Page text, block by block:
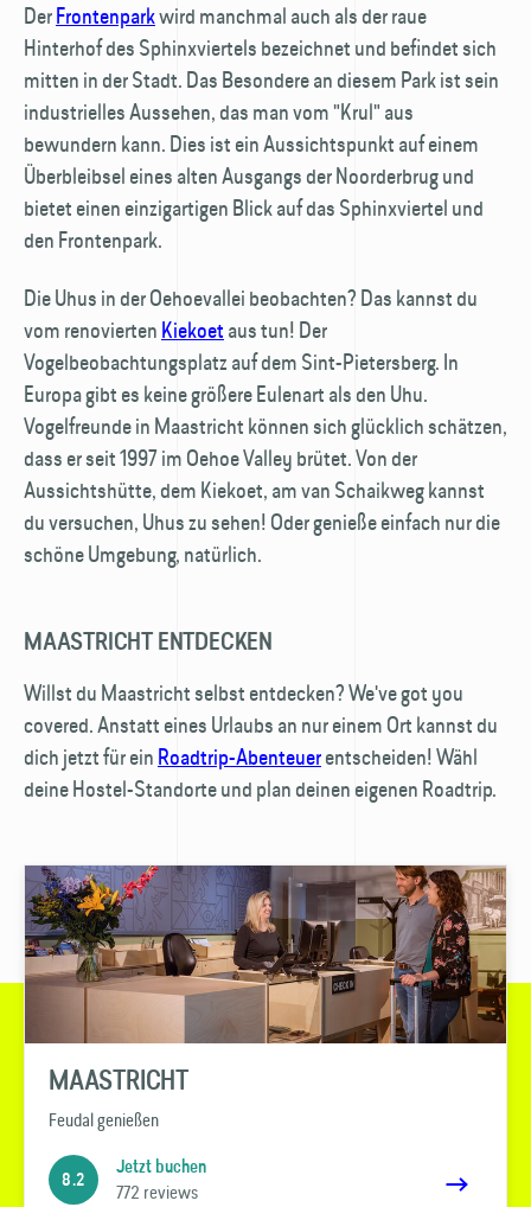
DerFrontenparkwird manchmal auch als der raue
Hinterhof des Sphinxviertels bezeichnet und befindet sich
mitten in der Stadt. Das Besondere an diesem Park ist sein
industrielles Aussehen, das man vom "Krul" aus
bewundern kann. Dies ist ein Aussichts­punkt auf einem
Überbleibsel eines alten Ausgangs der Noorderbrug und
bietet einen einzigartigen Blick auf das Sphinxviertel und
den Frontenpark.
Die Uhus in der Oehoevallei beobachten? Das kannst du
vom renovierten Kiekoet aus tun! Der
Vogelbeobachtungsplatz auf dem Sint-Pietersberg. In
Europa gibt es keine größere Eulenart als den Uhu.
Vogelfreunde in Maastricht können sich glücklich schätzen,
dass er seit 1997 im Oehoe Valley brütet. Von der
Aussichts­hütte, dem Kiekoet, am van Schaikweg kannst
du versuchen, Uhus zu sehen! Oder genieße einfach nur die
schöne Umgebung, natürlich.
MAASTRICHT ENTDECKEN
Willst du Maastricht selbst entdecken? We've got you
covered. Anstatt eines Urlaubs an nur einem Ort kannst du
dich jetzt für ein Roadtrip-Abenteuerentscheiden! Wähl
deine Hostel-Standorte und plan deinen eigenen Roadtrip.
MAASTRICHT
Feudal genießen
8.2
Jetzt buchen
772 reviews